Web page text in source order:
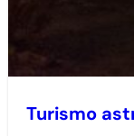
Turismo